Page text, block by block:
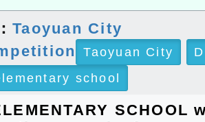
Taoyuan City
Taoyuan City
school
SCHOOL